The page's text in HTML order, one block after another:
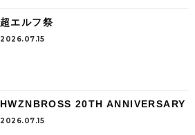
超エルフ祭
2026.07.15
HWZNBROSS 20TH ANNIVERSARY
2026.07.15